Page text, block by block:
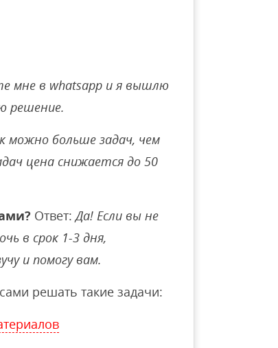
мне в whatsapp и я вышлю
решение.
можно больше задач, чем
цена снижается до 50
Ответ:Да! Если вы не
в срок 1-3 дня,
и помогу вам.
решать такие задачи: